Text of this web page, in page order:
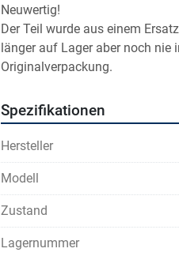
Neuwertig!
Der Teil wurde aus einem
länger auf Lager aber noch nie
Originalverpackung.
Spezifikationen
Hersteller
Modell
Zustand
Lagernummer